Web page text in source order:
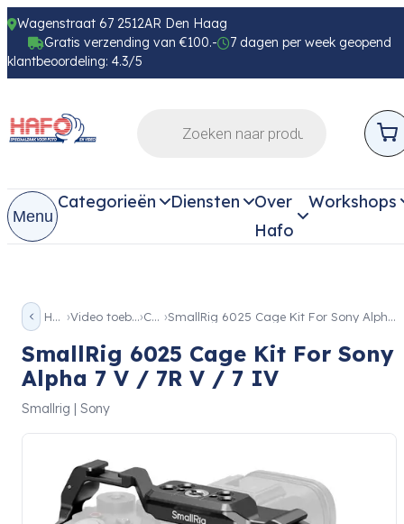
Wagenstraat 67 2512AR Den Haag
Gratis verzending van €100.-
7 dagen per week geopend
klantbeoordeling: 4.3/5
Menu
Categorieën Diensten
Over
Hafo
Workshops
Home Video toebehoren Cage SmallRig 6025 Cage Kit For Sony Alpha 7 V / 7R V / 7 IV
SmallRig 6025 Cage Kit For Sony
Alpha 7 V / 7R V / 7 IV
Smallrig | Sony